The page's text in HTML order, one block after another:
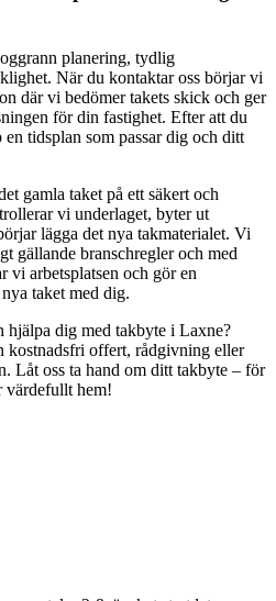
planering, tydlig
När du kontaktar oss börjar vi
där vi bedömer takets skick och ger
för din fastighet. Efter att du
tidsplan som passar dig och ditt
gamla taket på ett säkert och
vi underlaget, byter ut
lägga det nya takmaterialet. Vi
gällande branschregler och med
vi arbetsplatsen och gör en
taket med dig.
dig med takbyte i Laxne?
kostnadsfri offert, rådgivning eller
Låt oss ta hand om ditt takbyte – för
värdefullt hem!